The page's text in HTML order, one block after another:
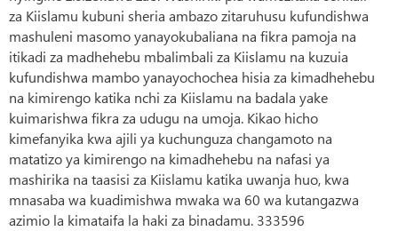
za Kiislamu kubuni sheria ambazo zitaruhusu kufundishwa
mashuleni masomo yanayokubaliana na fikra pamoja na
itikadi za madhehebu mbalimbali za Kiislamu na kuzuia
kufundishwa mambo yanayochochea hisia za kimadhehebu
na kimirengo katika nchi za Kiislamu na badala yake
kuimarishwa fikra za udugu na umoja. Kikao hicho
kimefanyika kwa ajili ya kuchunguza changamoto na
matatizo ya kimirengo na kimadhehebu na nafasi ya
mashirika na taasisi za Kiislamu katika uwanja huo, kwa
mnasaba wa kuadimishwa mwaka wa 60 wa kutangazwa
azimio la kimataifa la haki za binadamu. 333596